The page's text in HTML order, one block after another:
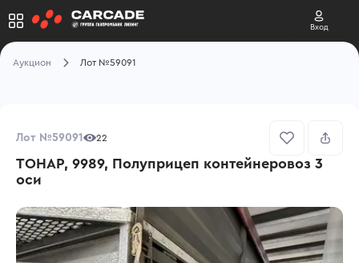
Вход
Аукцион Лот №59091
Лот №59091 22
ТОНАР, 9989, Полуприцеп контейнеровоз 3
оси